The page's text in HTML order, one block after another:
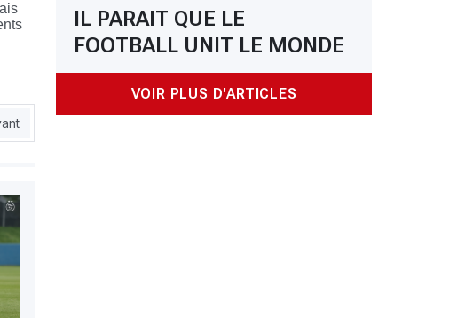
IL PARAIT QUE LE
FOOTBALL UNIT LE MONDE
VOIR PLUS D'ARTICLES
suivant : EN : Morandi, le Tessinois de l'ombre qui tient le vestiaire des Verts